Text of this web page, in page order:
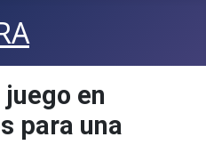
en
para una